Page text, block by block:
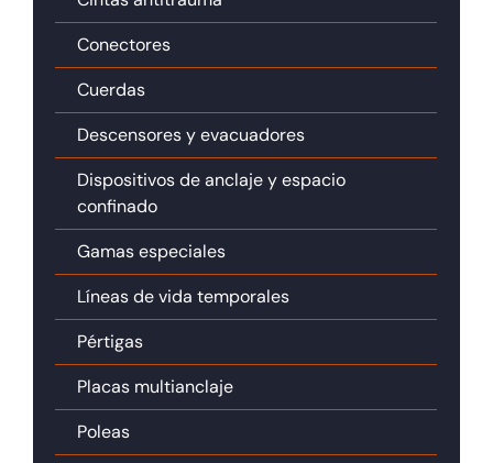
Conectores
Cuerdas
Descensores y evacuadores
Dispositivos de anclaje y espacio
confinado
Gamas especiales
Líneas de vida temporales
Pértigas
Placas multianclaje
Poleas